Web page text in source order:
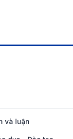
và luận